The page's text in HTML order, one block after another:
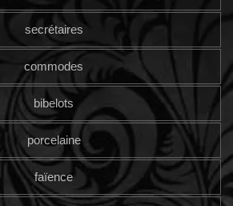
secrétaires
commodes
bibelots
porcelaine
faïence